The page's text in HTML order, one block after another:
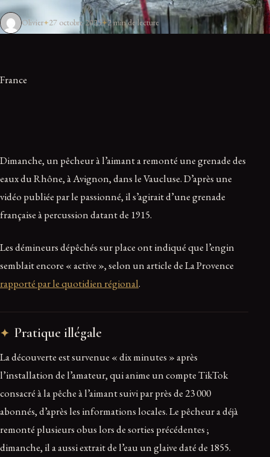
Olivier 27 octobre 2025 2 min de lecture
France
Dimanche, un pêcheur à l’aimant a remonté une grenade des
eaux du Rhône, à Avignon, dans le Vaucluse. D’après une
vidéo publiée par le passionné, il s’agirait d’une grenade
française à percussion datant de 1915.
Les démineurs dépêchés sur place ont indiqué que l’engin
semblait encore « active », selon un article de La Provence
rapporté par le quotidien régional.
Pratique illégale
La découverte est survenue « dix minutes » après
l’installation de l’amateur, qui anime un compte TikTok
consacré à la pêche à l’aimant suivi par près de 23 000
abonnés, d’après les informations locales. Le pêcheur a déjà
remonté plusieurs obus lors de sorties précédentes ;
dimanche, il a aussi extrait de l’eau un glaive daté de 1855.